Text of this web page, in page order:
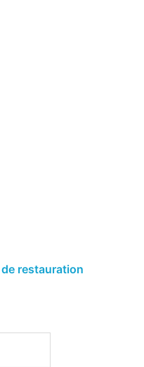
restauration